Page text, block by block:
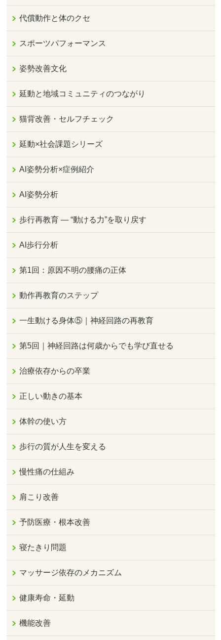
代償動作と体のクセ
スポーツパフォーマンス
姿勢改善文化
延動と地域コミュニティのつながり
猫背改善・セルフチェック
延動×社会課題シリーズ
AI姿勢分析×症例紹介
AI姿勢分析
歩行再教育 ― “動ける力”を取り戻す
AI歩行分析
第1回：原因不明の腰痛の正体
動作再教育のステップ
一生動ける身体⑤｜神経回路の再教育
第5回｜神経回路は何歳からでも学び直せる
治療依存からの卒業
正しい動きの基本
体幹の使い方
歩行の質が人生を変える
慢性痛の仕組み
肩こり改善
予防医療・根本改善
寝たきり問題
マッサージ依存のメカニズム
健康寿命・延動
機能改善